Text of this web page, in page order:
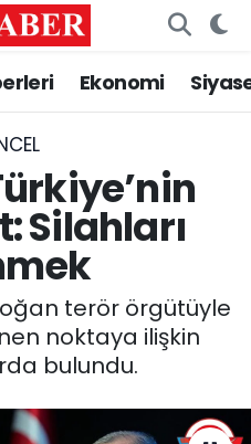
Ekonomi
Silahları
terör örgütüyle
noktaya ilişkin
bulundu.
ve Fikstür